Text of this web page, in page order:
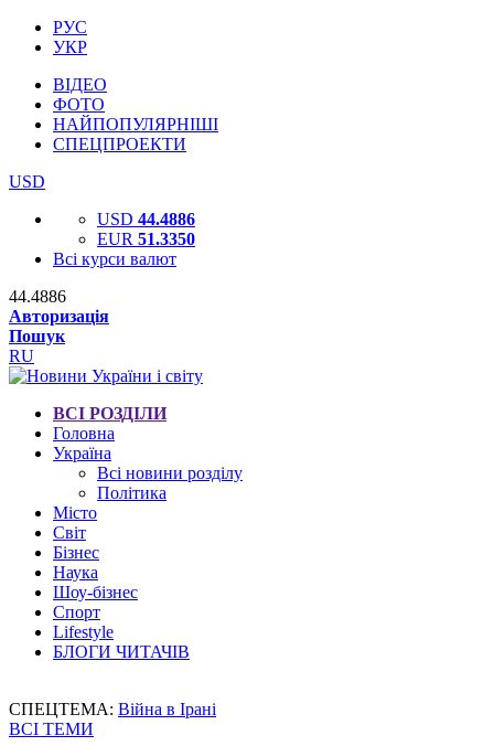
РУС
УКР
ВІДЕО
ФОТО
НАЙПОПУЛЯРНІШІ
СПЕЦПРОЕКТИ
USD
USD 44.4886
EUR 51.3350
Всі курси валют
44.4886
Авторизація
Пошук
RU
ВСІ РОЗДІЛИ
Головна
Україна
Всі новини розділу
Політика
Місто
Світ
Бізнес
Наука
Шоу-бізнес
Спорт
Lifestyle
БЛОГИ ЧИТАЧІВ
СПЕЦТЕМА: Війна в Ірані
ВСІ ТЕМИ